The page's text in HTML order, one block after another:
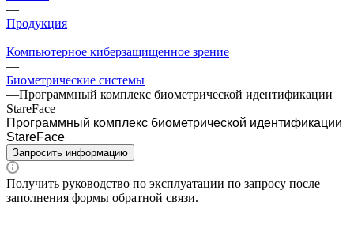
—
Продукция
—
Компьютерное киберзащищенное зрение
—
Биометрические системы
—Программный комплекс биометрической идентификации
StareFace
Программный комплекс биометрической идентификации
StareFace
Запросить информацию
Получить руководство по эксплуатации по запросу после
заполнения формы обратной связи.